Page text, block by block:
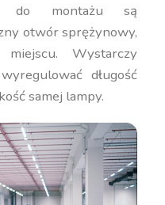
do montażu są
otwór sprężynowy,
Wystarczy
długość
samej lampy.